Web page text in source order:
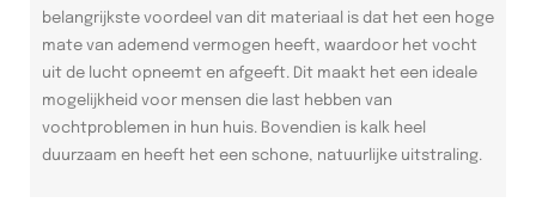
belangrijkste voordeel van dit materiaal is dat het een hoge
mate van ademend vermogen heeft, waardoor het vocht
uit de lucht opneemt en afgeeft. Dit maakt het een ideale
mogelijkheid voor mensen die last hebben van
vochtproblemen in hun huis. Bovendien is kalk heel
duurzaam en heeft het een schone, natuurlijke uitstraling.